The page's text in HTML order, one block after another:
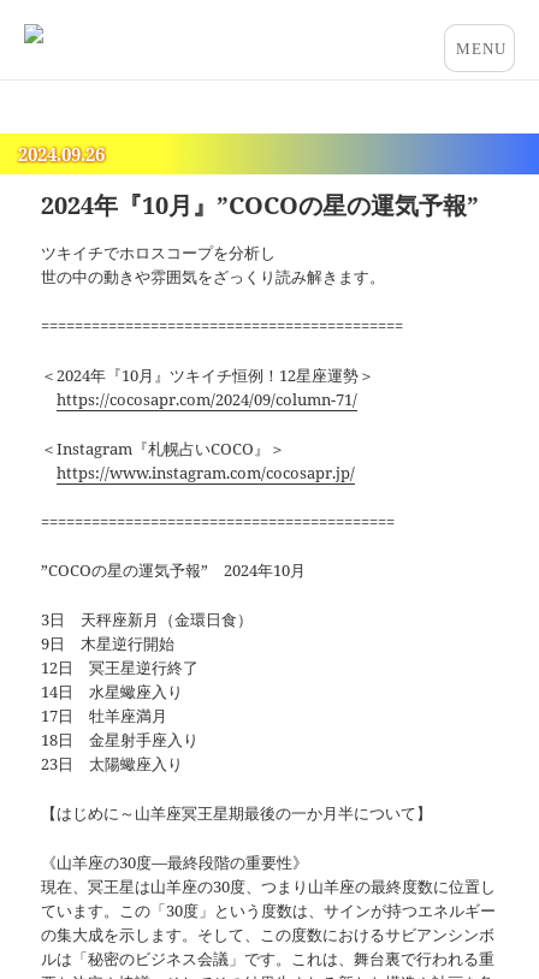
2024.09.26
2024年『10月』”COCOの星の運気予報”
ツキイチでホロスコープを分析し
世の中の動きや雰囲気をざっくり読み解きます。
===========================================
＜2024年『10月』ツキイチ恒例！12星座運勢＞
https://cocosapr.com/2024/09/column-71/
＜Instagram『札幌占いCOCO』＞
https://www.instagram.com/cocosapr.jp/
==========================================
”COCOの星の運気予報” 2024年10月
3日 天秤座新月（金環日食）
9日 木星逆行開始
12日 冥王星逆行終了
14日 水星蠍座入り
17日 牡羊座満月
18日 金星射手座入り
23日 太陽蠍座入り
【はじめに～山羊座冥王星期最後の一か月半について】
《山羊座の30度—最終段階の重要性》
現在、冥王星は山羊座の30度、つまり山羊座の最終度数に位置し
ています。この「30度」という度数は、サインが持つエネルギー
の集大成を示します。そして、この度数におけるサビアンシンボ
ルは「秘密のビジネス会議」です。これは、舞台裏で行われる重